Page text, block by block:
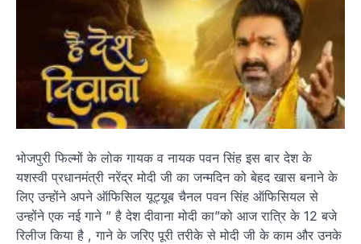
भोजपुरी फिल्मों के लोक गायक व नायक पवन सिंह इस बार देश के
यशस्वी प्रधानमंत्री नरेंद्र मोदी जी का जन्मदिन को बेहद खास बनाने के
लिए उन्होंने अपने ऑफिसिल यूट्यूब चैनल पवन सिंह ऑफिसियल से
उन्होंने एक नई गाने ” है देश दीवाना मोदी का”को आज रात्रि के 12 बजे
रिलीज किया है , गाने के जरिए पूरी तरीके से मोदी जी के काम और उनके